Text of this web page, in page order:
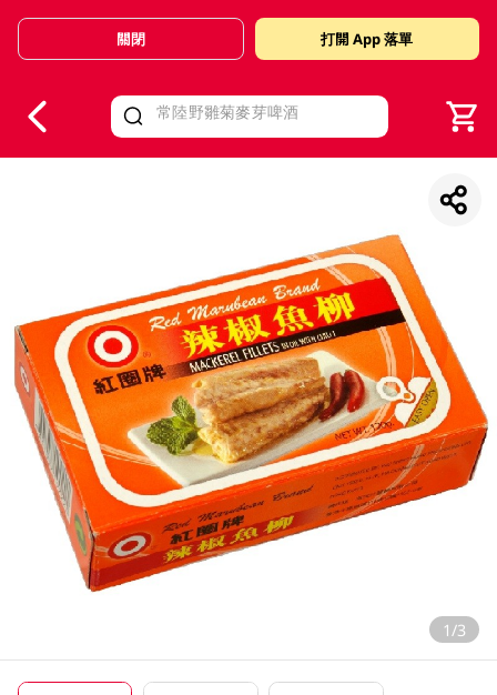
Valid Until 30 June 2026
關閉 打開 App 落單
1/3